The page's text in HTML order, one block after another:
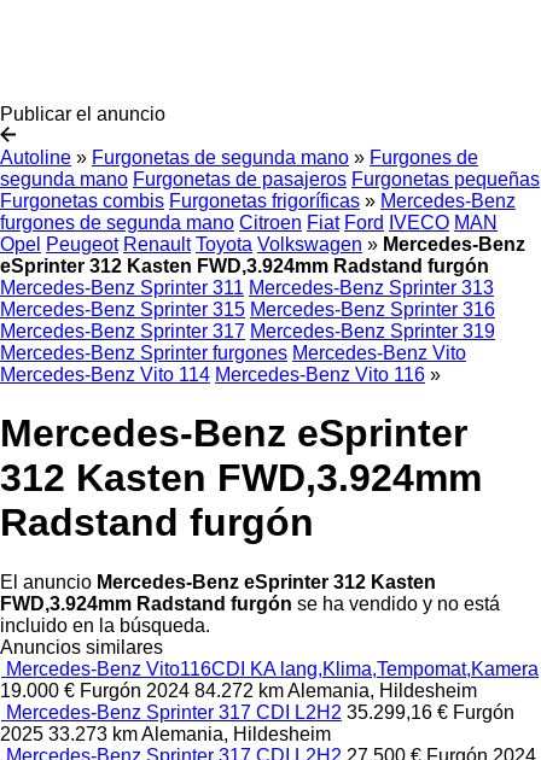
Publicar el anuncio
Autoline » Furgonetas de segunda mano » Furgones de
segunda mano Furgonetas de pasajeros Furgonetas pequeñas
Furgonetas combis Furgonetas frigoríficas » Mercedes-Benz
furgones de segunda mano Citroen Fiat Ford IVECO MAN
Opel Peugeot Renault Toyota Volkswagen » Mercedes-Benz
eSprinter 312 Kasten FWD,3.924mm Radstand furgón
Mercedes-Benz Sprinter 311 Mercedes-Benz Sprinter 313
Mercedes-Benz Sprinter 315 Mercedes-Benz Sprinter 316
Mercedes-Benz Sprinter 317 Mercedes-Benz Sprinter 319
Mercedes-Benz Sprinter furgones Mercedes-Benz Vito
Mercedes-Benz Vito 114 Mercedes-Benz Vito 116 »
Mercedes-Benz eSprinter
312 Kasten FWD,3.924mm
Radstand furgón
El anuncio Mercedes-Benz eSprinter 312 Kasten
FWD,3.924mm Radstand furgón se ha vendido y no está
incluido en la búsqueda.
Anuncios similares
Mercedes-Benz Vito116CDI KA lang,Klima,Tempomat,Kamera
19.000 € Furgón 2024 84.272 kmAlemania, Hildesheim
Mercedes-Benz Sprinter 317 CDI L2H2 35.299,16 € Furgón
2025 33.273 kmAlemania, Hildesheim
Mercedes-Benz Sprinter 317 CDI L2H2 27.500 € Furgón 2024